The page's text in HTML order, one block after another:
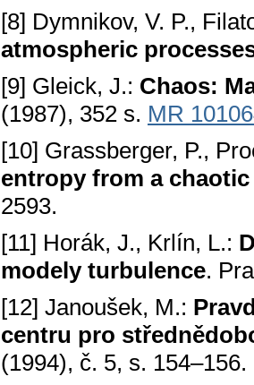
[8] Dymnikov, V. P.,
atmospheric
[9] Gleick, J.: Chaos:
(1987), 352 s. MR
[10] Grassberger, P.,
entropy from a
2593.
[11] Horák, J., Krlín, L.:
modely turbulence.
[12] Janoušek, M.:
centru pro
(1994), č. 5, s. 154–156.